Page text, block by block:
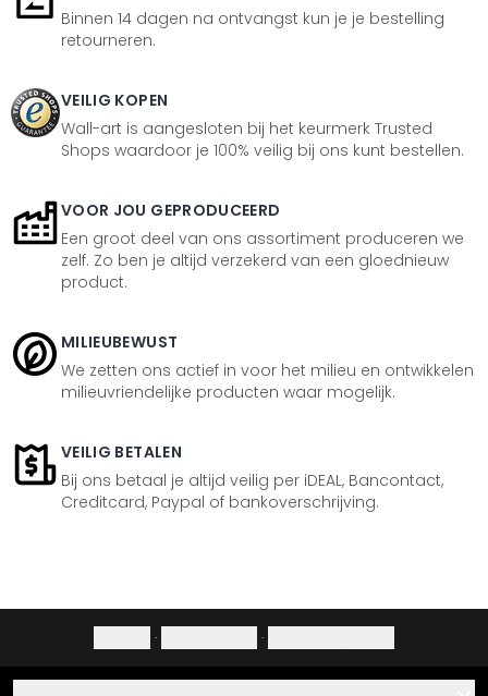
Binnen 14 dagen na ontvangst kun je je bestelling
retourneren.
VEILIG KOPEN
Wall-art is aangesloten bij het keurmerk Trusted
Shops waardoor je 100% veilig bij ons kunt bestellen.
VOOR JOU GEPRODUCEERD
Een groot deel van ons assortiment produceren we
zelf. Zo ben je altijd verzekerd van een gloednieuw
product.
MILIEUBEWUST
We zetten ons actief in voor het milieu en ontwikkelen
milieuvriendelijke producten waar mogelijk.
VEILIG BETALEN
Bij ons betaal je altijd veilig per iDEAL, Bancontact,
Creditcard, Paypal of bankoverschrijving.
· ·